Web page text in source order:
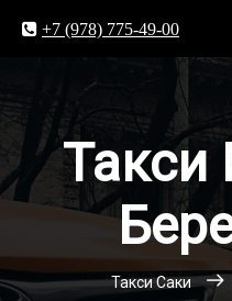
+7 (978) 775-49-00
Такси
Такси Саки